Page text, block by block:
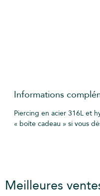
Informations
Piercing en acier 316L et
« boîte cadeau » si vous
Meilleures